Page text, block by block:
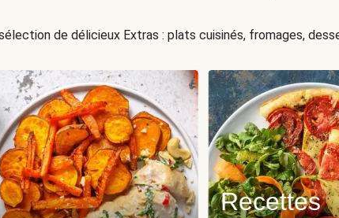
de délicieux Extras : plats cuisinés, fromages,
Recettes